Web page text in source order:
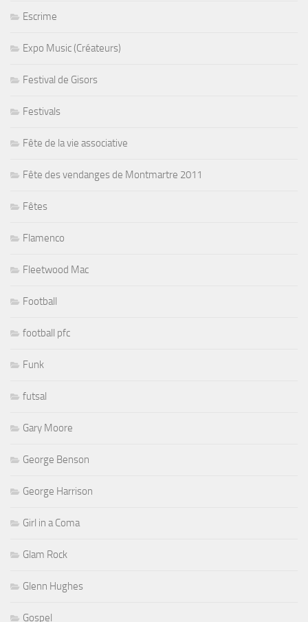
Escrime
Expo Music (Créateurs)
Festival de Gisors
Festivals
Fête de la vie associative
Fête des vendanges de Montmartre 2011
Fêtes
Flamenco
Fleetwood Mac
Football
football pfc
Funk
futsal
Gary Moore
George Benson
George Harrison
Girl in a Coma
Glam Rock
Glenn Hughes
Gospel